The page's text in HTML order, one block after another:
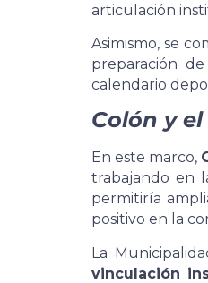
articulación
Asimismo, se
preparación
calendario
Colón y
En este marco,
trabajando en
permitiría
positivo en la
La
vinculación